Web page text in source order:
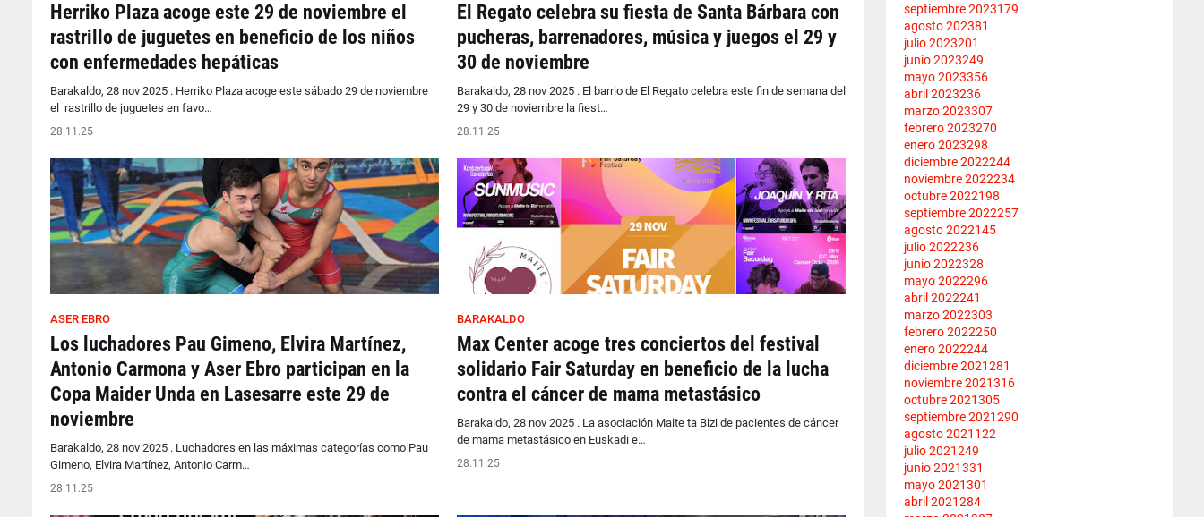
Herriko Plaza acoge este 29 de noviembre el
rastrillo de juguetes en beneficio de los niños
con enfermedades hepáticas
Barakaldo, 28 nov 2025 . Herriko Plaza acoge este sábado 29 de noviembre
el rastrillo de juguetes en favo…
28.11.25
El Regato celebra su fiesta de Santa Bárbara con
pucheras, barrenadores, música y juegos el 29 y
30 de noviembre
Barakaldo, 28 nov 2025 . El barrio de El Regato celebra este fin de semana del
29 y 30 de noviembre la fiest…
28.11.25
ASER EBRO
Los luchadores Pau Gimeno, Elvira Martínez,
Antonio Carmona y Aser Ebro participan en la
Copa Maider Unda en Lasesarre este 29 de
noviembre
Barakaldo, 28 nov 2025 . Luchadores en las máximas categorías como Pau
Gimeno, Elvira Martínez, Antonio Carm…
28.11.25
BARAKALDO
Max Center acoge tres conciertos del festival
solidario Fair Saturday en beneficio de la lucha
contra el cáncer de mama metastásico
Barakaldo, 28 nov 2025 . La asociación Maite ta Bizi de pacientes de cáncer
de mama metastásico en Euskadi e…
28.11.25
septiembre 2023179
agosto 202381
julio 2023201
junio 2023249
mayo 2023356
abril 2023236
marzo 2023307
febrero 2023270
enero 2023298
diciembre 2022244
noviembre 2022234
octubre 2022198
septiembre 2022257
agosto 2022145
julio 2022236
junio 2022328
mayo 2022296
abril 2022241
marzo 2022303
febrero 2022250
enero 2022244
diciembre 2021281
noviembre 2021316
octubre 2021305
septiembre 2021290
agosto 2021 122
julio 2021249
junio 2021331
mayo 2021301
abril 2021284